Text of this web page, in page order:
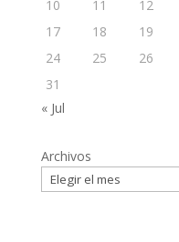
10
11 12
17
18 19
24
25 26
31
« Jul
Archivos